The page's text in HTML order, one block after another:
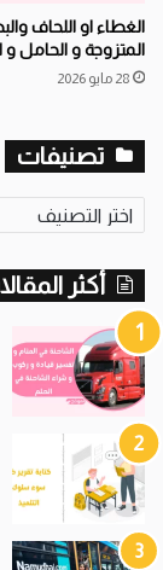
الغطاء او اللحاف
المتزوجة و الحامل و
28 مايو 2026
تصنيفات
ص
ف
ا
ت
أكثر